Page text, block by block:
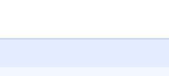
年打工養家
布局電力設施 16:57